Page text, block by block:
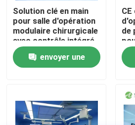
Visite d'usine
Contrôle de qualité
Contactez-nous
Nouvelles
Solution clé en main
pour salle d'opération
modulaire chirurgicale
avec contrôle intégré
par automate
envoyer une
de